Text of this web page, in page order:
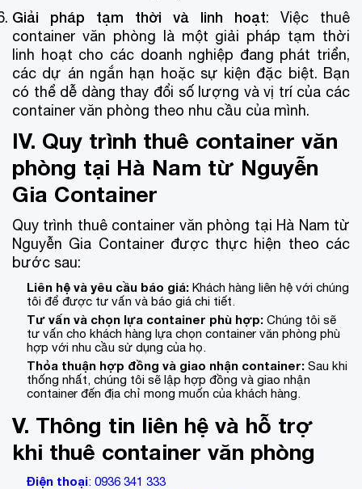
Giải pháp tạm thời và linh hoạt: Việc thuê
container văn phòng là một giải pháp tạm thời
linh hoạt cho các doanh nghiệp đang phát triển,
các dự án ngắn hạn hoặc sự kiện đặc biệt. Bạn
có thể dễ dàng thay đổi số lượng và vị trí của các
container văn phòng theo nhu cầu của mình.
IV. Quy trình thuê container văn
phòng tại Hà Nam từ Nguyễn
Gia Container
Quy trình thuê container văn phòng tại Hà Nam từ
Nguyễn Gia Container được thực hiện theo các
bước sau:
Liên hệ và yêu cầu báo giá: Khách hàng liên hệ với chúng
tôi để được tư vấn và báo giá chi tiết.
Tư vấn và chọn lựa container phù hợp: Chúng tôi sẽ
tư vấn cho khách hàng lựa chọn container văn phòng phù
hợp với nhu cầu sử dụng của họ.
Thỏa thuận hợp đồng và giao nhận container: Sau khi
thống nhất, chúng tôi sẽ lập hợp đồng và giao nhận
container đến địa chỉ mong muốn của khách hàng.
V. Thông tin liên hệ và hỗ trợ
khi thuê container văn phòng
Điện thoại: 0936 341 333